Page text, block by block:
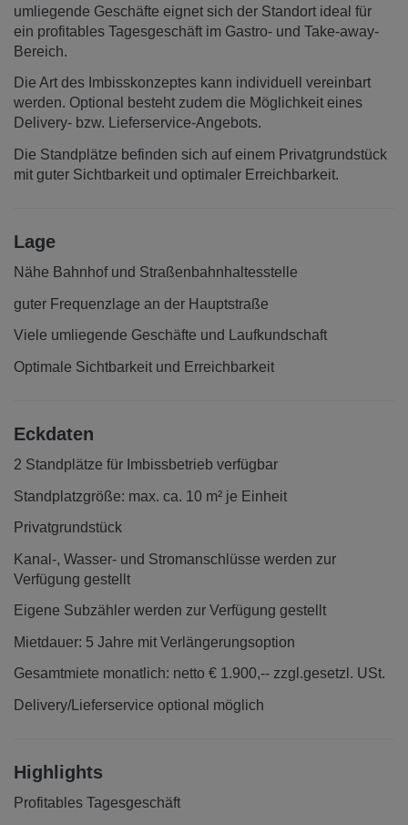
umliegende Geschäfte eignet sich der Standort ideal für
ein profitables Tagesgeschäft im Gastro- und Take-away-
Bereich.
Die Art des Imbisskonzeptes kann individuell vereinbart
werden. Optional besteht zudem die Möglichkeit eines
Delivery- bzw. Lieferservice-Angebots.
Die Standplätze befinden sich auf einem Privatgrundstück
mit guter Sichtbarkeit und optimaler Erreichbarkeit.
Lage
Nähe Bahnhof und Straßenbahnhaltesstelle
guter Frequenzlage an der Hauptstraße
Viele umliegende Geschäfte und Laufkundschaft
Optimale Sichtbarkeit und Erreichbarkeit
Eckdaten
2 Standplätze für Imbissbetrieb verfügbar
Standplatzgröße: max. ca. 10 m² je Einheit
Privatgrundstück
Kanal-, Wasser- und Stromanschlüsse werden zur
Verfügung gestellt
Eigene Subzähler werden zur Verfügung gestellt
Mietdauer: 5 Jahre mit Verlängerungsoption
Gesamtmiete monatlich: netto € 1.900,-- zzgl.gesetzl. USt.
Delivery/Lieferservice optional möglich
Highlights
Profitables Tagesgeschäft